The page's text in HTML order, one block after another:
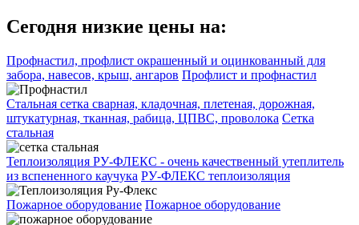
Сегодня низкие цены на:
Профнастил, профлист окрашенный и оцинкованный для
забора, навесов, крыш, ангаров Профлист и профнастил
Стальная сетка сварная, кладочная, плетеная, дорожная,
штукатурная, тканная, рабица, ЦПВС, проволока Сетка
стальная
Теплоизоляция РУ-ФЛЕКС - очень качественный утеплитель
из вспененного каучука РУ-ФЛЕКС теплоизоляция
Пожарное оборудование Пожарное оборудование